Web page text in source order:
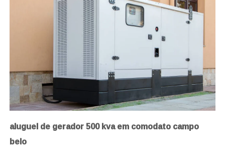
aluguel de gerador 500 kva em comodato campo
belo